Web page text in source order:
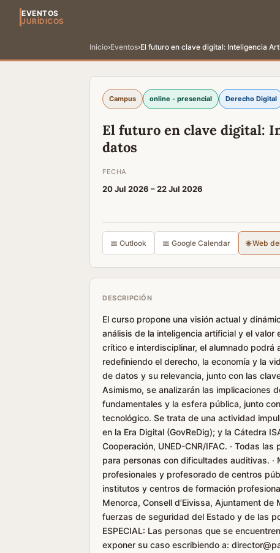
EVENTOS
JURÍDICOS
Inicio›Eventos›El futuro en clave digital: Inteligencia
Campus online - presencial Derecho Digital
El futuro en clave digital:
datos
FECHA
20 Jul 2026 –22 Jul 2026
📅 Outlook 📅 Google Calendar 🌐 Web
DESCRIPCIÓN
El curso propone una visión actual y
análisis de la inteligencia artificial y el
crítico e interdisciplinar, el alumnado
redefiniendo el derecho, la economía y la
de datos y su relevancia, junto con las
Asimismo, se analizarán las implicaciones
fundamentales y la esfera pública, junto
tecnológico. Se trata de una actividad
en la Era Digital (GovReDig); y la Cátedra
Cooperación, UNED-CNR/IFAC. · Todas
para personas con dificultades auditivas. ·
profesionales y profesorado de centros
institutos y centros de formación
Menorca, Consell d’Eivissa, Ajuntament
fuerzas de seguridad del Estado y de las
ESPECIAL: Las personas que se
exponer su caso escribiendo a: